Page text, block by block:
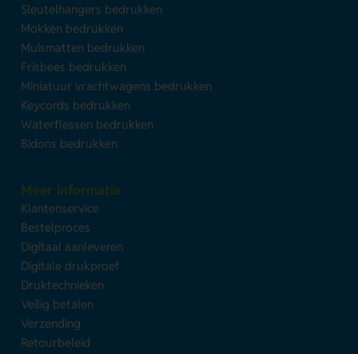
Sleutelhangers bedrukken
Mokken bedrukken
Muismatten bedrukken
Frisbees bedrukken
Miniatuur vrachtwagens bedrukken
Keycords bedrukken
Waterflessen bedrukken
Bidons bedrukken
Meer informatie
Klantenservice
Bestelproces
Digitaal aanleveren
Digitale drukproef
Druktechnieken
Veilig betalen
Verzending
Retourbeleid